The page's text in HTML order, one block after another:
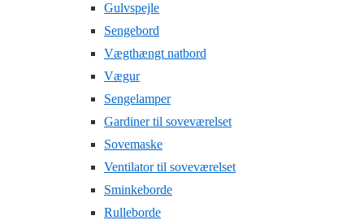
Gulvspejle
Sengebord
Vægthængt natbord
Vægur
Sengelamper
Gardiner til soveværelset
Sovemaske
Ventilator til soveværelset
Sminkeborde
Rulleborde